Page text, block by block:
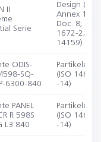
II
Serie
Design (EU
Annex 1;
Doc. 8; DIN
1672-2;
14159)
ODIS-
SQ-
6300-840
(ISO
-14)
PANEL
R 598S
L3 840
(ISO
-14)